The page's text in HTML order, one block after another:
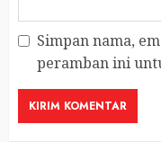
Simpan nama,
peramban ini